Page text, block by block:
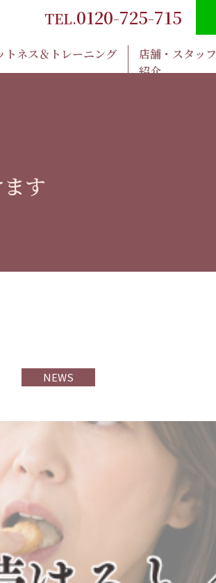
TEL.0120-725-715
トネス＆トレーニング
店舗・スタッフ
紹介
す
NEWS